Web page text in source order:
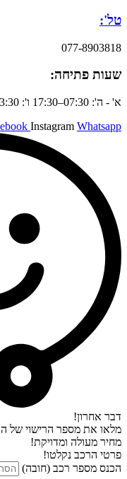
טל':
077-8903818
שעות פתיחה:
א' - ה': 07:30–17:30 ו': 07:30-13:30
Instagram Whatsapp
דבר אחרון!
מלאו את מספר הרישוי של
מחיר מעולה ומדויקת!
פרטי הרכב נקלטו!
הכנס מספר רכב (חובה)